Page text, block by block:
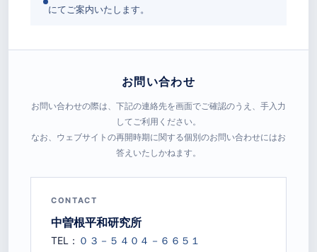
にてご案内いたします。
お問い合わせ
お問い合わせの際は、下記の連絡先を画面でご確認のうえ、手入力
してご利用ください。
なお、ウェブサイトの再開時期に関する個別のお問い合わせにはお
答えいたしかねます。
CONTACT
中曽根平和研究所
TEL：